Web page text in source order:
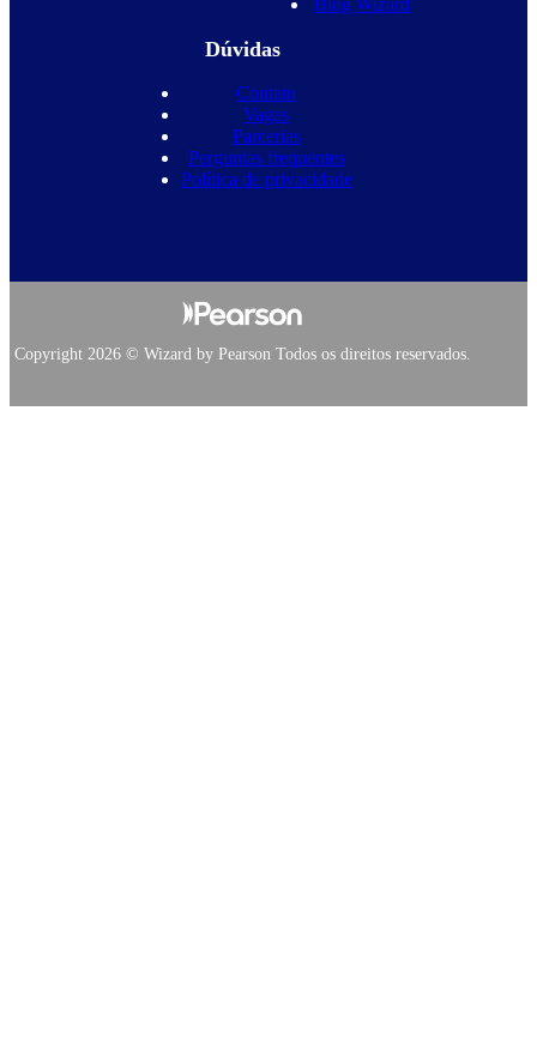
Blog Wizard
Dúvidas
Contato
Vagas
Parcerias
Perguntas frequentes
Política de privacidade
Copyright 2026 © Wizard by Pearson Todos os direitos reservados.